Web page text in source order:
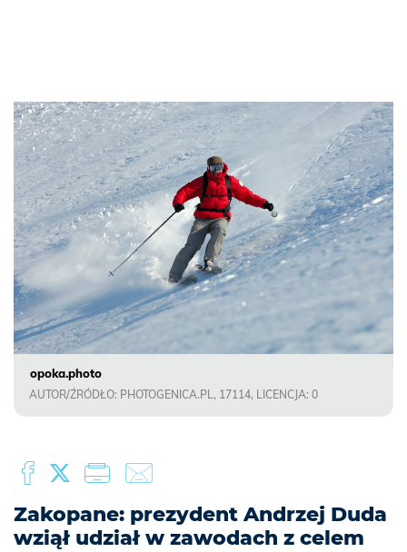
opoka.photo
AUTOR/ŹRÓDŁO: PHOTOGENICA.PL, 17114, LICENCJA: 0
Zakopane: prezydent Andrzej Duda
wziął udział w zawodach z celem